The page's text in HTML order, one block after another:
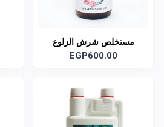
مستخلص شرش الزلوع
EGP600.00